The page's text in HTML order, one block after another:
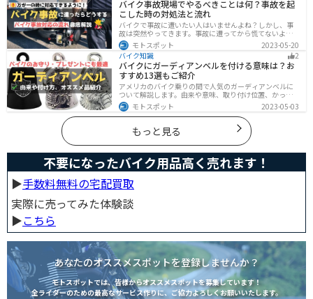
いましょう。
バイク事故現場でやるべきことは何？事故を起
こした時の対処法と流れ
バイクで事故に遭いたい人はいませんよね？しかし、事
故は突然やってきます。事故に遭ってから慌てないよう
に対処法を知っておきましょう。自分が加害者になった
時、被害者になった時、それぞれどんな対応をすれば良
いのかまとめました。
モトスポット
2023-05-20
バイク知識
2
バイクにガーディアンベルを付ける意味は？お
すすめ13選もご紹介
アメリカのバイク乗りの間で人気のガーディアンベルに
ついて解説します。由来や意味、取り付け位置、かっこ
いいオススメのガーディアンベルも紹介します。自分用
のお守りとしてだけでなく、プレゼントとしても最適な
ので、気になっている人は参考にしてみてください。
モトスポット 2023-05-03
もっと見る
不要になったバイク用品高く売れます！
▶︎手数料無料の宅配買取
実際に売ってみた体験談
▶︎こちら
あなたのオススメスポットを登録しませんか？
モトスポットでは、皆様からオススメスポットを募集しています！
全ライダーのための最高なサービス作りに、ご協力よろしくお願いいたします。